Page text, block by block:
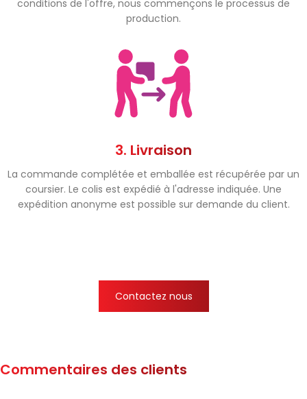
conditions de l'offre, nous commençons le processus de
production.
3. Livraison
La commande complétée et emballée est récupérée par un
coursier. Le colis est expédié à l'adresse indiquée. Une
expédition anonyme est possible sur demande du client.
Contactez nous
Commentaires des clients